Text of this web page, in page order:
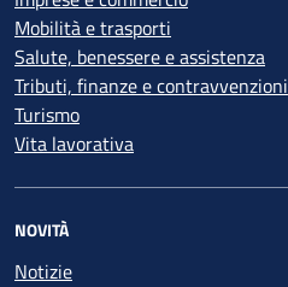
Mobilità e trasporti
Salute, benessere e assistenza
Tributi, finanze e contravvenzioni
Turismo
Vita lavorativa
NOVITÀ
Notizie